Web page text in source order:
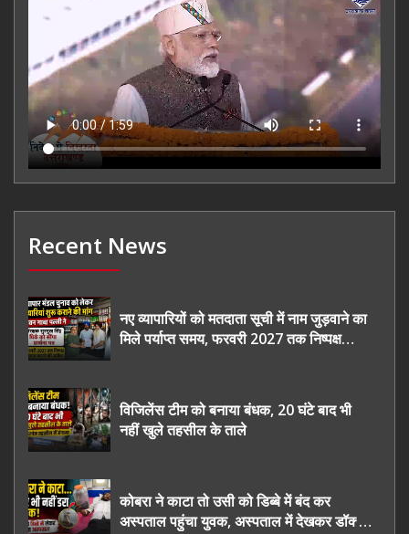
Recent News
नए व्यापारियों को मतदाता सूची में नाम जुड़वाने का
मिले पर्याप्त समय, फरवरी 2027 तक निष्पक्ष
विजिलेंस टीम को बनाया बंधक, 20 घंटे बाद भी
नहीं खुले तहसील के ताले
कोबरा ने काटा तो उसी को डिब्बे में बंद कर
अस्पताल पहुंचा युवक, अस्पताल में देखकर डॉक्टर